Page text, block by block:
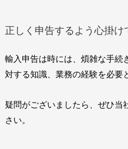
正しく申告するよう心掛け
輸入申告は時には、煩雑な手続
対する知識、業務の経験を必要
疑問がございましたら、ぜひ当
さい。